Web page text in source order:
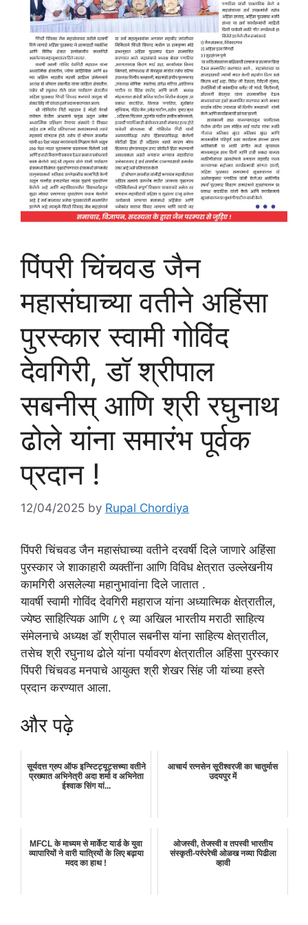
पिंपरी चिंचवड जैन
महासंघाच्या वतीने अहिंसा
पुरस्कार स्वामी गोविंद
देवगिरी, डॉ श्रीपाल
सबनीस् आणि श्री रघुनाथ
ढोले यांना समारंभ पूर्वक
प्रदान !
12/04/2025 by Rupal Chordiya
पिंपरी चिंचवड जैन महासंघाच्या वतीने दरवर्षी दिले जाणारे अहिंसा
पुरस्कार जे शाकाहारी व्यक्तींना आणि विविध क्षेत्रात उल्लेखनीय
कामगिरी असलेल्या महानुभावांना दिले जातात .
यावर्षी स्वामी गोविंद देवगिरी महाराज यांना अध्यात्मिक क्षेत्रातील,
ज्येष्ठ साहित्यिक आणि ८९ व्या अखिल भारतीय मराठी साहित्य
संमेलनाचे अध्यक्ष डॉ श्रीपाल सबनीस यांना साहित्य क्षेत्रातील,
तसेच श्री रघुनाथ ढोले यांना पर्यावरण क्षेत्रातील अहिंसा पुरस्कार
पिंपरी चिंचवड मनपाचे आयुक्त श्री शेखर सिंह जी यांच्या हस्ते
प्रदान करण्यात आला.
और पढ़े
सूर्यदत्त ग्रुप ऑफ इन्स्टिट्यूट्सच्या वतीने
प्रख्यात अभिनेत्री अदा शर्मा व अभिनेता
ईश्वाक सिंग यां...
आचार्य रत्नसेन सूरीश्वरजी का चातुर्मास
उदयपुर में
MFCL के माध्यम से मार्केट यार्ड के युवा
व्यापारियों ने वारी यात्रियों के लिए बढ़ाया
मदद का हाथ !
ओजस्वी, तेजस्वी व तपस्वी भारतीय
संस्कृती-परंपरेची ओळख नव्या पिढीला
व्हावी